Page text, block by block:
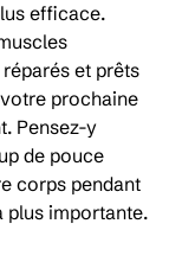
efficace.
et prêts
prochaine
Pensez-y
de pouce
corps pendant
plus importante.